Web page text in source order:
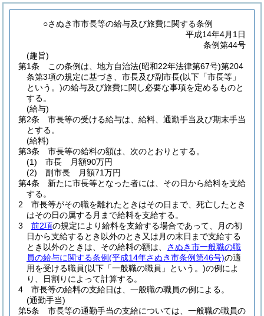
○さぬき市市長等の給与及び旅費に関する条例
平成14年4月1日
条例第44号
(趣旨)
第1条
この条例は、地方自治法(昭和22年法律第67号)第204
条第3項の規定に基づき、市長及び副市長(以下「市長等」
という。)の給与及び旅費に関し必要な事項を定めるものと
する。
(給与)
第2条
市長等の受ける給与は、給料、通勤手当及び期末手当
とする。
(給料)
第3条
市長等の給料の額は、次のとおりとする。
(1)
市長 月額90万円
(2)
副市長 月額71万円
第4条
新たに市長等となった者には、その日から給料を支給
する。
2
市長等がその職を離れたときはその日まで、死亡したとき
はその日の属する月まで給料を支給する。
3
前2項の規定により給料を支給する場合であって、月の初
日から支給するとき以外のとき又は月の末日まで支給する
とき以外のときは、その給料の額は、 さぬき市一般職の職
員の給与に関する条例(平成14年さぬき市条例第46号)の適
用を受ける職員(以下「一般職の職員」という。)の例によ
り、日割りによって計算する。
4
市長等の給料の支給日は、一般職の職員の例による。
(通勤手当)
第5条
市長等の通勤手当の支給については、一般職の職員の